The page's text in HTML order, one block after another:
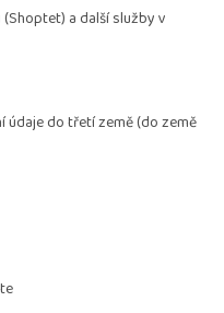
a další služby v
údaje do třetí země (do země